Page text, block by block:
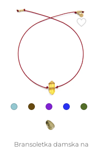
Bransoletka damska na